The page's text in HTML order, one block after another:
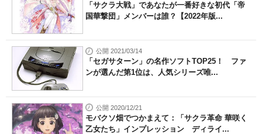
「サクラ大戦」であなたが一番好きな初代「帝
国華撃団」メンバーは誰？【2022年版...
公開 2021/03/14
「セガサターン」の名作ソフトTOP25！ ファ
ンが選んだ第1位は、人気シリーズ唯...
公開 2020/12/21
モバクソ畑でつかまえて：「サクラ革命 華咲く
乙女たち」インプレッション ディライ...